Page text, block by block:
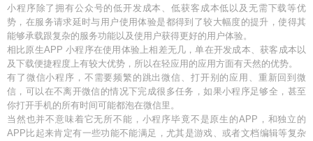
小程序除了拥有公众号的低开发成本、低获客成本低以及无需下载等优
势，在服务请求延时与用户使用体验是都得到了较大幅度的提升，使得其
能够承载跟复杂的服务功能以及使用户获得更好的用户体验。
相比原生APP 小程序在使用体验上相差无几，单在开发成本、获客成本以
及下载便捷程度上有较大优势，所以在轻应用的应用方面有天然的优势。
有了微信小程序，不需要频繁的跳出微信、打开别的应用、重新回到微
信，可以在不离开微信的情况下完成很多任务，如果小程序足够全，甚至
你打开手机的所有时间可能都泡在微信里。
当然也并不意味着它无所不能，小程序毕竟不是原生的APP，和独立的
APP比起来肯定有一些功能不能满足，尤其是游戏、或者文档编辑等复杂